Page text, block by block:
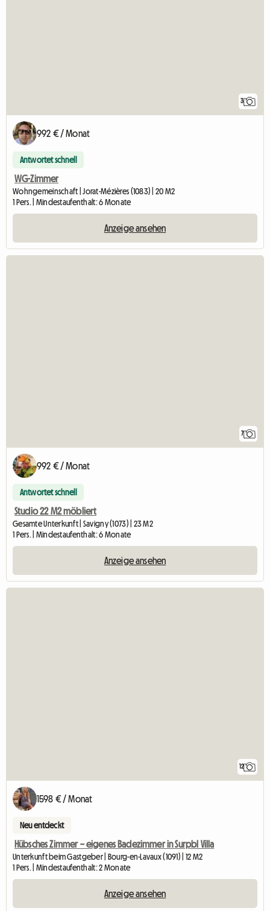
3
992 € / Monat
Antwortet schnell
WG-Zimmer
Wohngemeinschaft | Jorat-Mézières (1083) | 20 M2
1 Pers. | Mindestaufenthalt: 6 Monate
Anzeige ansehen
7
992 € / Monat
Antwortet schnell
Studio 22 M2 möbliert
Gesamte Unterkunft | Savigny (1073) | 23 M2
1 Pers. | Mindestaufenthalt: 6 Monate
Anzeige ansehen
12
1598 € / Monat
Neu entdeckt
Hübsches Zimmer – eigenes Badezimmer in Surpbl Villa
Unterkunft beim Gastgeber | Bourg-en-Lavaux (1091) | 12 M2
1 Pers. | Mindestaufenthalt: 2 Monate
Anzeige ansehen